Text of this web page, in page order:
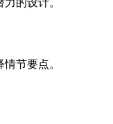
的设计。
节要点。